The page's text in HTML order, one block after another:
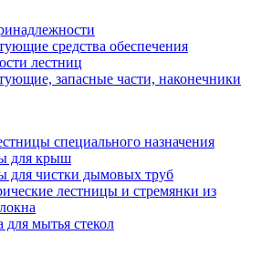
средства обеспечения
лестниц
запасные части, наконечники
специального назначения
для крыш
для чистки дымовых труб
лестницы и стремянки из
для мытья стекол